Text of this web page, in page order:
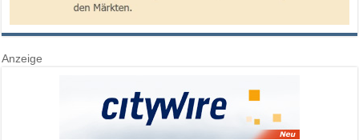
Anzeige